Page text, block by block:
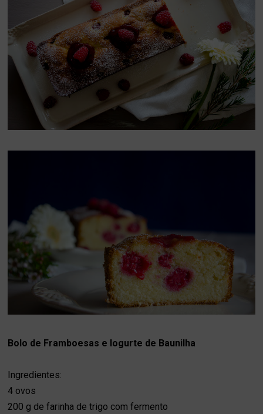
Bolo de Framboesas e Iogurte de Baunilha
Ingredientes:
4 ovos
200 g de farinha de trigo com fermento